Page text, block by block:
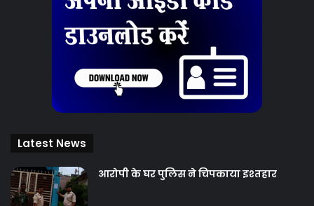
Latest News
आरोपी के घर पुलिस ने चिपकाया इश्तहार